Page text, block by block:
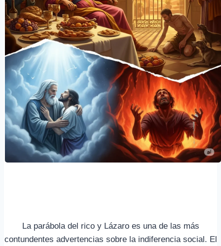
La parábola del rico y Lázaro es una de las más
contundentes advertencias sobre la indiferencia social. El